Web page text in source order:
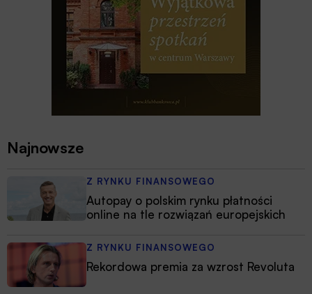
Najnowsze
Z RYNKU FINANSOWEGO
Autopay o polskim rynku płatności
online na tle rozwiązań europejskich
Z RYNKU FINANSOWEGO
Rekordowa premia za wzrost Revoluta